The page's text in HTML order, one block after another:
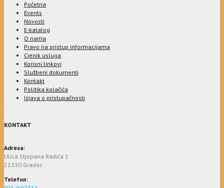
Početna
Events
Novosti
E-katalog
O nama
Pravo na pristup informacijama
Cjenik usluga
Korisni linkovi
Službeni dokumenti
Kontakt
Politika kolačića
Izjava o pristupačnosti
KONTAKT
Adresa:
Ulica Stjepana Radića 1
21330 Gradac
Telefon: